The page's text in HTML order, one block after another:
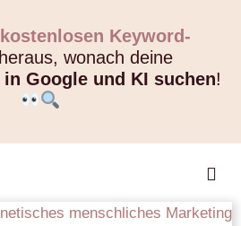
kostenlosen Keyword-
heraus, wonach deine
in Google und KI suchen!